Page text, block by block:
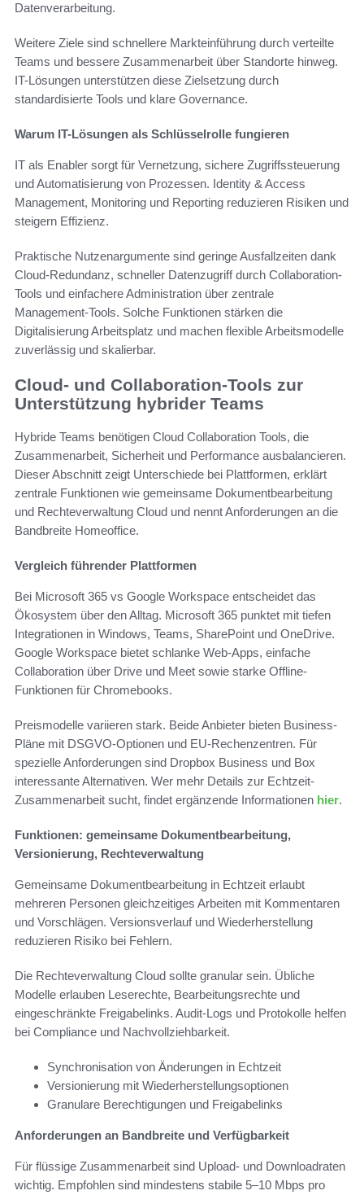
Datenverarbeitung.
Weitere Ziele sind schnellere Markteinführung durch verteilte
Teams und bessere Zusammenarbeit über Standorte hinweg.
IT-Lösungen unterstützen diese Zielsetzung durch
standardisierte Tools und klare Governance.
Warum IT-Lösungen als Schlüsselrolle fungieren
IT als Enabler sorgt für Vernetzung, sichere Zugriffssteuerung
und Automatisierung von Prozessen. Identity & Access
Management, Monitoring und Reporting reduzieren Risiken und
steigern Effizienz.
Praktische Nutzenargumente sind geringe Ausfallzeiten dank
Cloud-Redundanz, schneller Datenzugriff durch Collaboration-
Tools und einfachere Administration über zentrale
Management-Tools. Solche Funktionen stärken die
Digitalisierung Arbeitsplatz und machen flexible Arbeitsmodelle
zuverlässig und skalierbar.
Cloud- und Collaboration-Tools zur
Unterstützung hybrider Teams
Hybride Teams benötigen Cloud Collaboration Tools, die
Zusammenarbeit, Sicherheit und Performance ausbalancieren.
Dieser Abschnitt zeigt Unterschiede bei Plattformen, erklärt
zentrale Funktionen wie gemeinsame Dokumentbearbeitung
und Rechteverwaltung Cloud und nennt Anforderungen an die
Bandbreite Homeoffice.
Vergleich führender Plattformen
Bei Microsoft 365 vs Google Workspace entscheidet das
Ökosystem über den Alltag. Microsoft 365 punktet mit tiefen
Integrationen in Windows, Teams, SharePoint und OneDrive.
Google Workspace bietet schlanke Web-Apps, einfache
Collaboration über Drive und Meet sowie starke Offline-
Funktionen für Chromebooks.
Preismodelle variieren stark. Beide Anbieter bieten Business-
Pläne mit DSGVO-Optionen und EU-Rechenzentren. Für
spezielle Anforderungen sind Dropbox Business und Box
interessante Alternativen. Wer mehr Details zur Echtzeit-
Zusammenarbeit sucht, findet ergänzende Informationen hier.
Funktionen: gemeinsame Dokumentbearbeitung,
Versionierung, Rechteverwaltung
Gemeinsame Dokumentbearbeitung in Echtzeit erlaubt
mehreren Personen gleichzeitiges Arbeiten mit Kommentaren
und Vorschlägen. Versionsverlauf und Wiederherstellung
reduzieren Risiko bei Fehlern.
Die Rechteverwaltung Cloud sollte granular sein. Übliche
Modelle erlauben Leserechte, Bearbeitungsrechte und
eingeschränkte Freigabelinks. Audit-Logs und Protokolle helfen
bei Compliance und Nachvollziehbarkeit.
Synchronisation von Änderungen in Echtzeit
Versionierung mit Wiederherstellungsoptionen
Granulare Berechtigungen und Freigabelinks
Anforderungen an Bandbreite und Verfügbarkeit
Für flüssige Zusammenarbeit sind Upload- und Downloadraten
wichtig. Empfohlen sind mindestens stabile 5–10 Mbps pro